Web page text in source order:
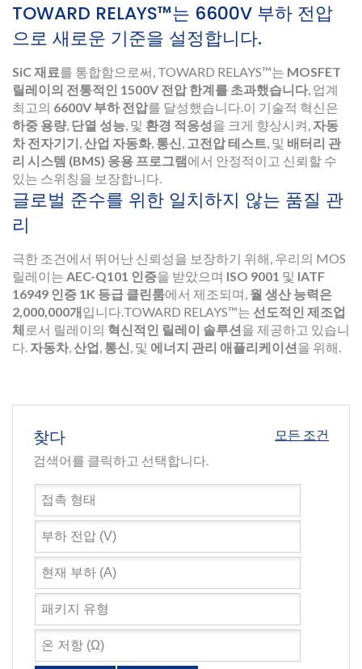
TOWARD RELAYS™는 6600V 부하 전압
으로 새로운 기준을 설정합니다.
SiC 재료를 통합함으로써, TOWARD RELAYS™는 MOSFET
릴레이의 전통적인 1500V 전압 한계를 초과했습니다, 업계
최고의 6600V 부하 전압를 달성했습니다.이 기술적 혁신은
하중 용량, 단열 성능, 및 환경 적응성을 크게 향상시켜, 자동
차 전자기기,산업 자동화, 통신, 고전압 테스트, 및 배터리 관
리 시스템 (BMS) 응용 프로그램에서 안정적이고 신뢰할 수
있는 스위칭을 보장합니다.
글로벌 준수를 위한 일치하지 않는 품질 관
리
극한 조건에서 뛰어난 신뢰성을 보장하기 위해, 우리의 MOS
릴레이는 AEC-Q101 인증을 받았으며 ISO 9001 및 IATF
16949 인증 1K 등급 클린룸에서 제조되며, 월 생산 능력은
2,000,000개입니다.TOWARD RELAYS™는 선도적인 제조업
체 로서 릴레이의 혁신적인 릴레이 솔루션을 제공하고 있습니
다. 자동차,산업, 통신, 및 에너지 관리 애플리케이션을 위해.
모든 조건
찾다
검색어를 클릭하고 선택합니다.